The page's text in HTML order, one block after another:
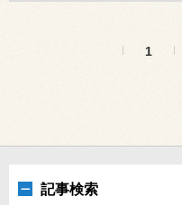
1
記事検索